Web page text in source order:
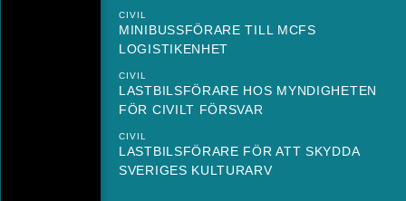
CIVIL
MINIBUSSFÖRARE TILL MCFS
LOGISTIKENHET
CIVIL
LASTBILSFÖRARE HOS MYNDIGHETEN
FÖR CIVILT FÖRSVAR
CIVIL
LASTBILSFÖRARE FÖR ATT SKYDDA
SVERIGES KULTURARV